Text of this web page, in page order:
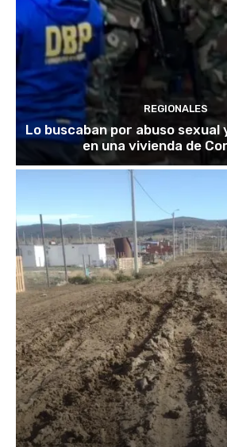
REGIONALES
Lo buscaban por abuso
en una vivienda de